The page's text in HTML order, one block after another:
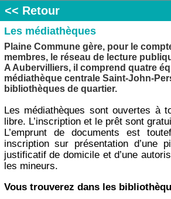
<< Retour
Les médiathèques
Plaine Commune gère, pour le
membres, le réseau de lecture
A Aubervilliers, il comprend quatre
médiathèque centrale Saint-John-
bibliothèques de quartier.
Les médiathèques sont ouvertes à
libre. L’inscription et le prêt sont
L’emprunt de documents est
inscription sur présentation d’une
justificatif de domicile et d’une
les mineurs.
Vous trouverez dans les